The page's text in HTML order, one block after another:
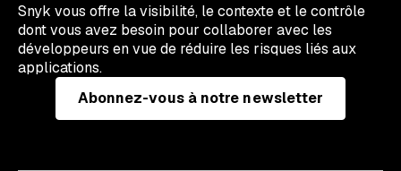
Snyk vous offre la visibilité, le contexte et le contrôle
dont vous avez besoin pour collaborer avec les
développeurs en vue de réduire les risques liés aux
applications.
Abonnez-vous à notre newsletter